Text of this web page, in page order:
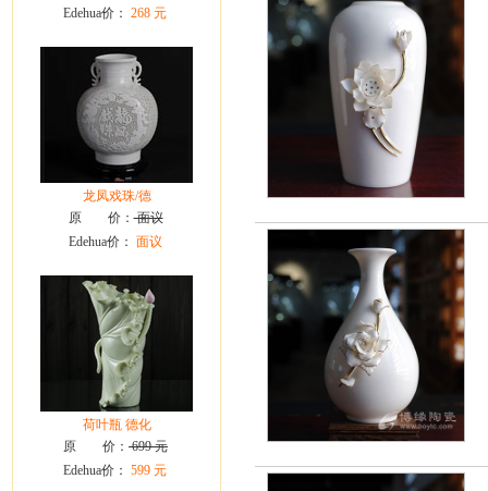
Edehua价： 268 元
龙凤戏珠/德
原 价：面议
Edehua价： 面议
荷叶瓶 德化
原 价： 699 元
Edehua价： 599 元